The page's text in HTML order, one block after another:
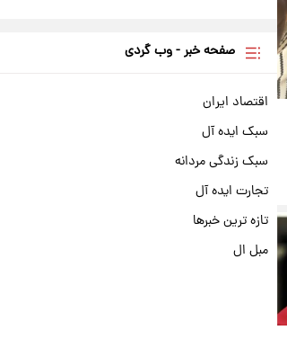
صفحه خبر - وب گردی
اقتصاد ایران
سبک ایده آل
سبک زندگی مردانه
تجارت ایده آل
تازه ترین خبرها
مبل ال